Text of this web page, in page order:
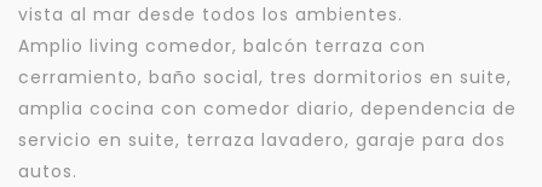
vista al mar desde todos los ambientes.
Amplio living comedor, balcón terraza con
cerramiento, baño social, tres dormitorios en suite,
amplia cocina con comedor diario, dependencia de
servicio en suite, terraza lavadero, garaje para dos
autos.